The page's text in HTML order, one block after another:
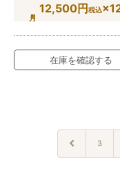
12,500円税込
在庫を確認する
3